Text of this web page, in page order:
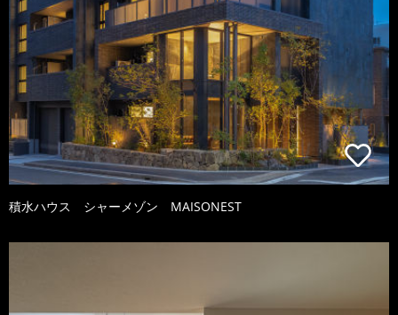
積水ハウス シャーメゾン MAISONEST